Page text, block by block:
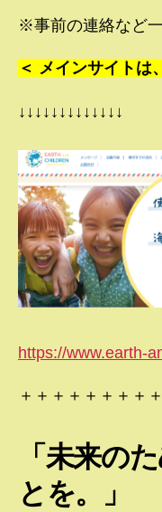
※事前の連絡など一
＜ メインサイトは
↓↓↓↓↓↓↓↓↓↓↓↓↓
https://www.earth-
＋＋＋＋＋＋＋＋
「未来の
とを。」